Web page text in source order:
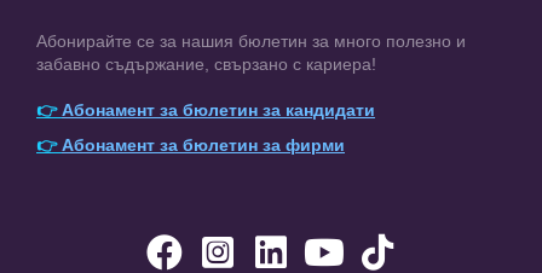
Абонирайте се за нашия бюлетин за много полезно и
забавно съдържание, свързано с кариера!
👉Абонамент за бюлетин за кандидати
👉Абонамент за бюлетин за фирми
    